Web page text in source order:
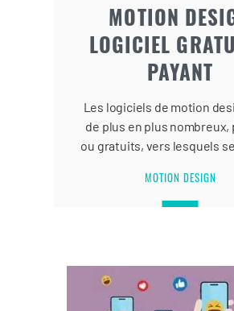
MOTION
LOGICIEL
PAYANT
Les logiciels de motion
de plus en plus nombreux,
ou gratuits, vers lesquels se
dessous des logiciels.
MOTION DESIGN